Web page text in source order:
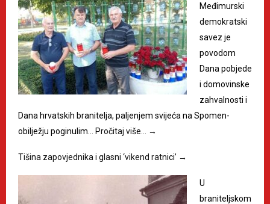
Međimurski
demokratski
savez je
povodom
Dana pobjede
i domovinske
zahvalnosti i
Dana hrvatskih branitelja, paljenjem svijeća na Spomen-
obilježju poginulim…
Pročitaj više… →
Tišina zapovjednika i glasni ‘vikend ratnici’ →
U
braniteljskom